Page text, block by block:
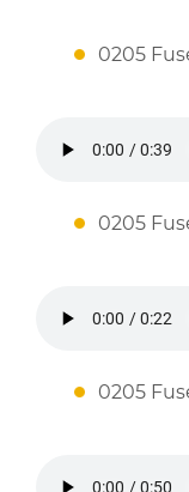
0205
0205
0205